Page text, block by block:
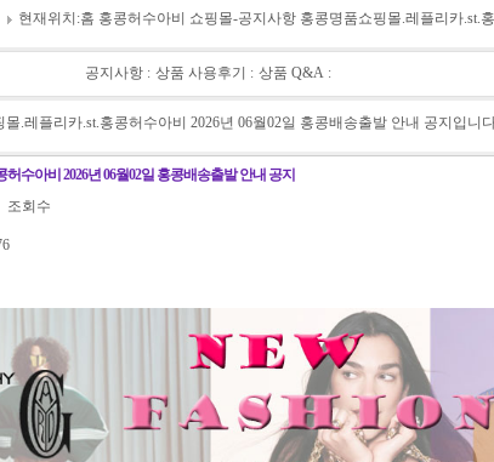
현재위치:홈 홍콩허수아비 쇼핑몰-공지사항 홍콩명품쇼핑몰.레플리카.st.
공지사항 ː 상품 사용후기 ː 상품 Q&A ː
.레플리카.st.홍콩허수아비 2026년 06월02일 홍콩배송출발 안내 공지입니
수아비 2026년 06월02일 홍콩배송출발 안내 공지
조회수